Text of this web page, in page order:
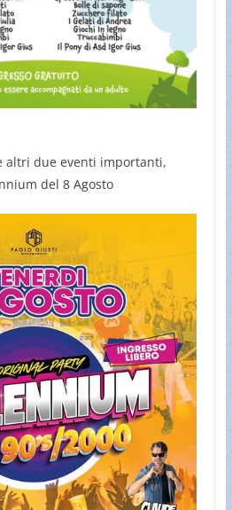
altri due eventi importanti,
del 8 Agosto